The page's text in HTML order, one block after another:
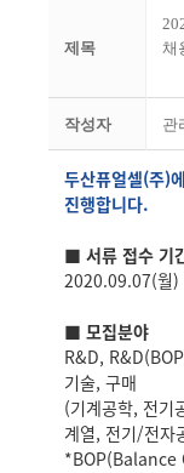
제목
채
작성자 관
두산퓨얼셀(주)
진행합니다.
■ 서류 접수 기
2020.09.07(월
■ 모집분야
R&D,
기술, 구매
(기계공학, 전기
계열, 전기/전자
*BOP(Balance